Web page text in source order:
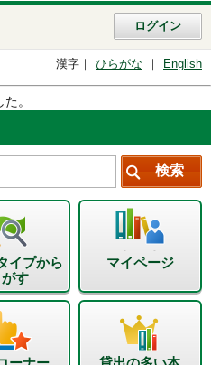
ログイン
漢字 ひらがな English
。
イプから
がす
マイページ